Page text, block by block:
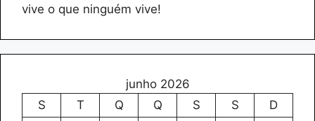
vive o que ninguém vive!
junho 2026
S
T Q Q S S
D